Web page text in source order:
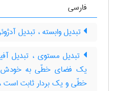
فارسی
تبدیل وابسته ، تبدیل
تبدیل مستوی ، تبدیل
یک فضای خطّی به خودش
خطّی و یک بردار ثابت است